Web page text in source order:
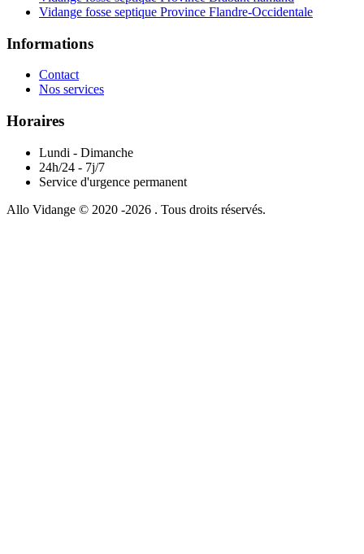
Vidange fosse septique Province Flandre-Occidentale
Informations
Contact
Nos services
Horaires
Lundi - Dimanche
24h/24 - 7j/7
Service d'urgence permanent
Allo Vidange © 2020 -2026 . Tous droits réservés.